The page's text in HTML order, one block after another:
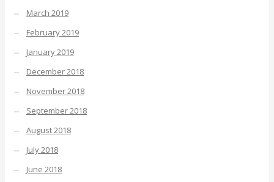
March 2019
February 2019
January 2019
December 2018
November 2018
September 2018
August 2018
July 2018
June 2018